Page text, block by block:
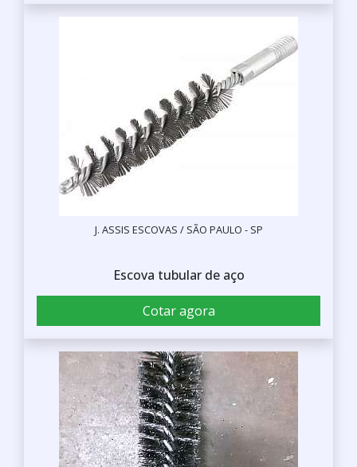
J. ASSIS ESCOVAS / SÃO PAULO - SP
Escova tubular de aço
Cotar agora